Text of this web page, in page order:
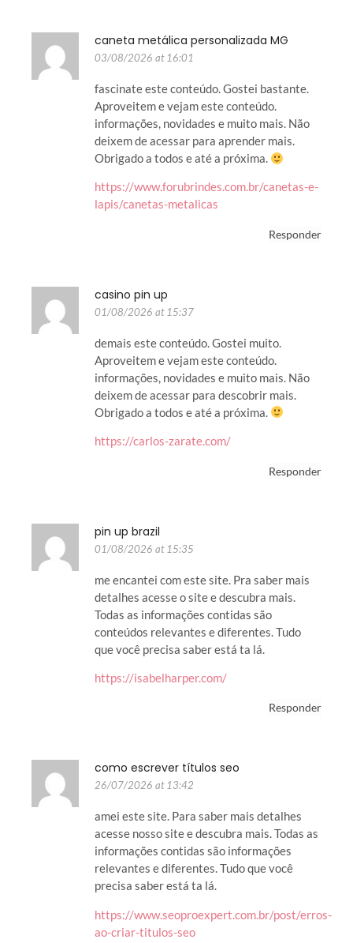
caneta metálica personalizada MG
03/08/2026 at 16:01
fascinate este conteúdo. Gostei bastante.
Aproveitem e vejam este conteúdo.
informações, novidades e muito mais. Não
deixem de acessar para aprender mais.
Obrigado a todos e até a próxima.
https://www.forubrindes.com.br/canetas-e-
lapis/canetas-metalicas
Responder
casino pin up
01/08/2026 at 15:37
demais este conteúdo. Gostei muito.
Aproveitem e vejam este conteúdo.
informações, novidades e muito mais. Não
deixem de acessar para descobrir mais.
Obrigado a todos e até a próxima.
https://carlos-zarate.com/
Responder
pin up brazil
01/08/2026 at 15:35
me encantei com este site. Pra saber mais
detalhes acesse o site e descubra mais.
Todas as informações contidas são
conteúdos relevantes e diferentes. Tudo
que você precisa saber está ta lá.
https://isabelharper.com/
Responder
como escrever títulos seo
26/07/2026 at 13:42
amei este site. Para saber mais detalhes
acesse nosso site e descubra mais. Todas as
informações contidas são informações
relevantes e diferentes. Tudo que você
precisa saber está ta lá.
https://www.seoproexpert.com.br/post/erros-
ao-criar-titulos-seo